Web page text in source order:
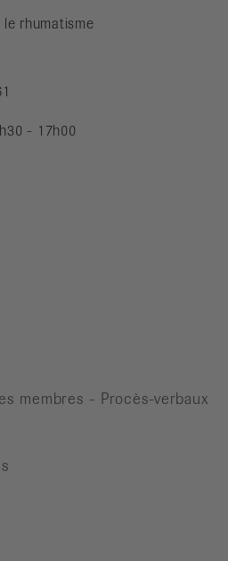
rhumatisme
- 17h00
membres - Procès-verbaux